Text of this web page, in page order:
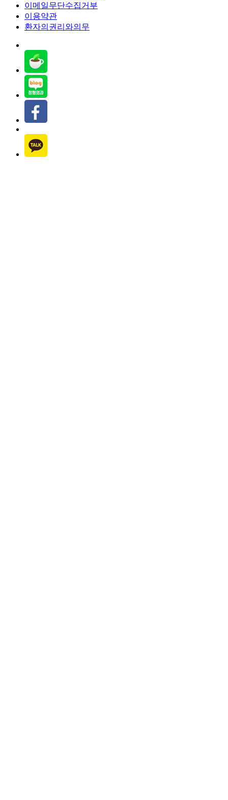
이메일무단수집거부
이용약관
환자의권리와의무